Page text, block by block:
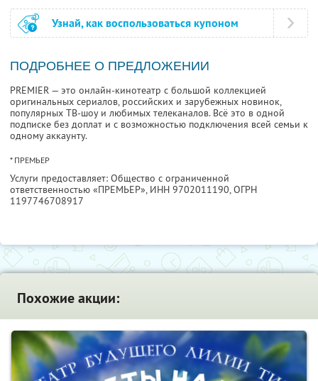
Узнай, как воспользоваться купоном
ПОДРОБНЕЕ О ПРЕДЛОЖЕНИИ
PREMIER — это онлайн-кинотеатр с большой коллекцией
оригинальных сериалов, российских и зарубежных новинок,
популярных ТВ-шоу и любимых телеканалов. Всё это в одной
подписке без доплат и с возможностью подключения всей семьи к
одному аккаунту.
* ПРЕМЬЕР
Услуги предоставляет: Общество с ограниченной
ответственностью «ПРЕМЬЕР», ИНН 9702011190, ОГРН
1197746708917
Похожие акции: